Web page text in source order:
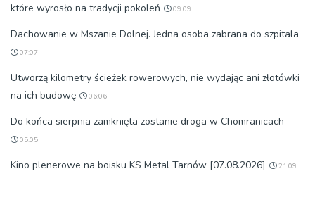
które wyrosło na tradycji pokoleń
09:09
Dachowanie w Mszanie Dolnej. Jedna osoba zabrana do szpitala
07:07
Utworzą kilometry ścieżek rowerowych, nie wydając ani złotówki
na ich budowę
06:06
Do końca sierpnia zamknięta zostanie droga w Chomranicach
05:05
Kino plenerowe na boisku KS Metal Tarnów [07.08.2026] 21:09